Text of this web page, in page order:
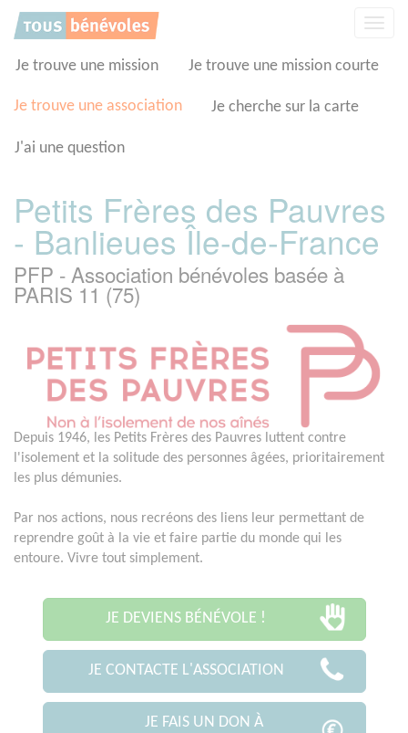
Je trouve une mission Je trouve une mission courte
Je trouve une association Je cherche sur la carte
J'ai une question
Petits Frères des Pauvres
- Banlieues Île-de-France
PFP - Association bénévoles basée à
PARIS 11 (75)
Depuis 1946, les Petits Frères des Pauvres luttent contre
l'isolement et la solitude des personnes âgées, prioritairement
les plus démunies.
Par nos actions, nous recréons des liens leur permettant de
reprendre goût à la vie et faire partie du monde qui les
entoure. Vivre tout simplement.
JE DEVIENS BÉNÉVOLE !
JE CONTACTE L'ASSOCIATION
JE FAIS UN DON À
Panneau de gestion des cookies